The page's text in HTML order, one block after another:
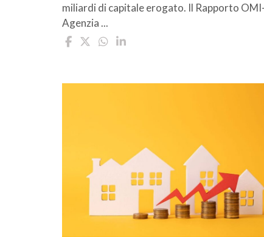
miliardi di capitale erogato. Il Rapporto OMI-
Agenzia ...